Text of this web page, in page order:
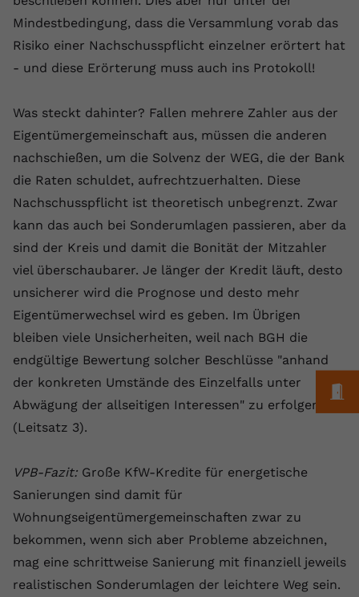
Mindestbedingung, dass die Versammlung vorab das
Risiko einer Nachschusspflicht einzelner erörtert hat
- und diese Erörterung muss auch ins Protokoll!
Was steckt dahinter? Fallen mehrere Zahler aus der
Eigentümergemeinschaft aus, müssen die anderen
nachschießen, um die Solvenz der WEG, die der Bank
die Raten schuldet, aufrechtzuerhalten. Diese
Nachschusspflicht ist theoretisch unbegrenzt. Zwar
kann das auch bei Sonderumlagen passieren, aber da
sind der Kreis und damit die Bonität der Mitzahler
viel überschaubarer. Je länger der Kredit läuft, desto
unsicherer wird die Prognose und desto mehr
Eigentümerwechsel wird es geben. Im Übrigen
bleiben viele Unsicherheiten, weil nach BGH die
endgültige Bewertung solcher Beschlüsse "anhand
der konkreten Umstände des Einzelfalls unter
Abwägung der allseitigen Interessen" zu erfolgen hat
(Leitsatz 3).
VPB-Fazit: Große KfW-Kredite für energetische
Sanierungen sind damit für
Wohnungseigentümergemeinschaften zwar zu
bekommen, wenn sich aber Probleme abzeichnen,
mag eine schrittweise Sanierung mit finanziell jeweils
realistischen Sonderumlagen der leichtere Weg sein.
Laufzeit 1 Jahr
Dieser Wert speichert Ihre Consent-
Einstellungen. Unter anderem eine
zufällig generierte ID, für die
vorgenommen Einstellungen, falls der
hat.
Name fe_typo_user
Anbieter VPB.de
Laufzeit Session
Zweck
Dieses Cookie wird verwendet, um die
Speicherung von
Benutzereinstellungen zu ermöglichen.
Informationen zur Nutzung der
Website zu erfassen.
Name _gcl au
Anbieter Google Ads
Laufzeit 90 Tage
Zweck
Wird von Google Ads für das
Werbeklicks der Nutzung auf unserer
Website zuzuordnen.
Cookie-Informationen anzeigen
Externe Inhalte
Wir verwenden auf unserer Website externe Inhalte,
Name vuid
Anbieter vimeo.com
Laufzeit 2 Jahre
Vimeo installiert dieses Cookie, um
Tracking-Informationen zu sammeln,
Einbetten von Videos auf der Website
setzt.
Name CONSENT
Anbieter youtube.com
Laufzeit 2 Jahre
Zweck
eingebettete YouTube-Videos und
registriert anonyme statistische Daten.
Name yt-remote-device-id
Anbieter Youtube.com
Cookie-Informationen anzeigen